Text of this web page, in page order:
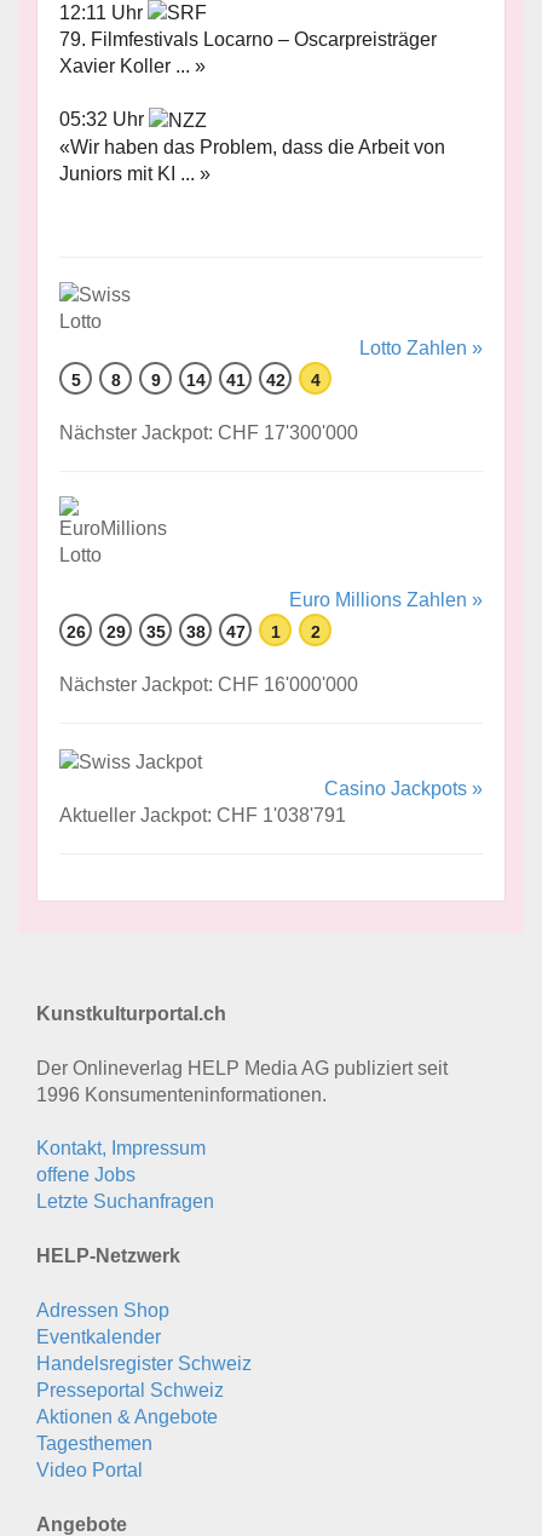
12:11 Uhr
79. Filmfestivals Locarno – Oscarpreisträger
Xavier Koller ... »
05:32 Uhr
«Wir haben das Problem, dass die Arbeit von
Juniors mit KI ... »
Lotto Zahlen »
5 8 9 14 41 42 4
Nächster Jackpot: CHF 17'300'000
Euro Millions Zahlen »
26 29 35 38 47 1 2
Nächster Jackpot: CHF 16'000'000
Casino Jackpots »
Aktueller Jackpot: CHF 1'038'791
Kunstkulturportal.ch
Der Onlineverlag HELP Media AG publiziert seit
1996 Konsumenten­informationen.
Kontakt, Impressum
offene Jobs
Letzte Suchanfragen
HELP-Netzwerk
Adressen Shop
Eventkalender
Handelsregister Schweiz
Presseportal Schweiz
Aktionen & Angebote
Tagesthemen
Video Portal
Angebote